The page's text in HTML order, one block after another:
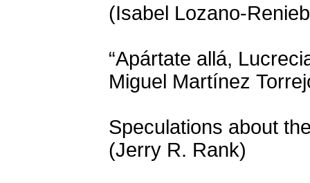
(Isabel Lozano-
“Apártate allá,
Miguel Martínez
Speculations about
(Jerry R. Rank)